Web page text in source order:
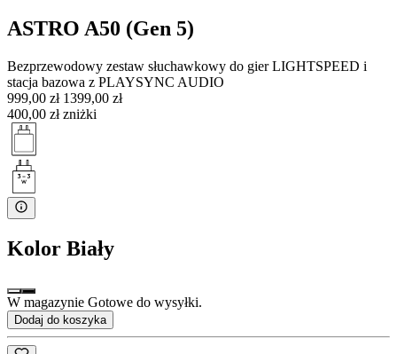
ASTRO A50 (Gen 5)
Bezprzewodowy zestaw słuchawkowy do gier LIGHTSPEED i
stacja bazowa z PLAYSYNC AUDIO
999,00 zł 1399,00 zł
400,00 zł zniżki
Kolor Biały
W magazynie Gotowe do wysyłki.
Dodaj do koszyka